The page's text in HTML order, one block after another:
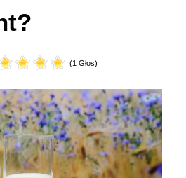
(1 Głos)